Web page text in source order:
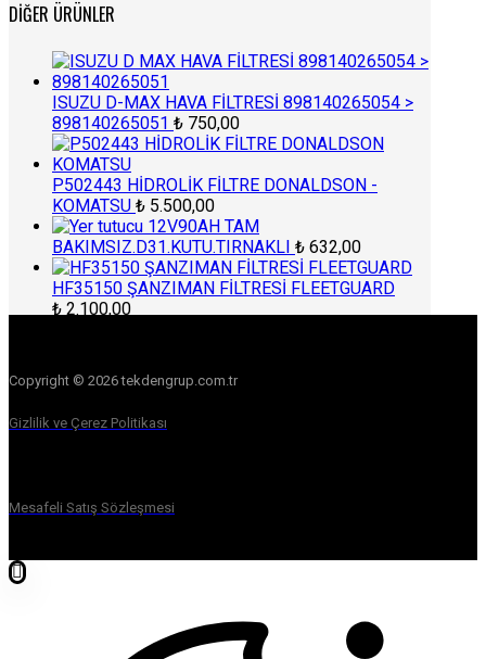
DIĞER ÜRÜNLER
ISUZU D-MAX HAVA FİLTRESİ 898140265054 >
898140265051 ₺ 750,00
P502443 HİDROLİK FİLTRE DONALDSON -
KOMATSU ₺ 5.500,00
12V90AH TAM
BAKIMSIZ.D31.KUTU.TIRNAKLI ₺ 632,00
HF35150 ŞANZIMAN FİLTRESİ FLEETGUARD
₺ 2.100,00
Copyright © 2026 tekdengrup.com.tr
Gizlilik ve Çerez Politikası
Mesafeli Satış Sözleşmesi